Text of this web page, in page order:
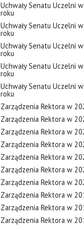
Uchwały Senatu Uczelni
roku
Uchwały Senatu Uczelni
roku
Uchwały Senatu Uczelni
roku
Uchwały Senatu Uczelni
roku
Uchwały Senatu Uczelni
roku
Zarządzenia Rektora w
Zarządzenia Rektora w
Zarządzenia Rektora w
Zarządzenia Rektora w
Zarządzenia Rektora w
Zarządzenia Rektora w
Zarządzenia Rektora w
Zarządzenia Rektora w
Zarządzenia Rektora w
Zarządzenia Rektora w